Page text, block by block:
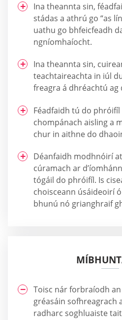
Ina theannta sin,
stádas a athrú go “as
uathu go bhfeicfeadh
ngníomhaíocht.
Ina theannta sin,
teachtaireachta in iúl
freagra á dhréachtú ag
Féadfaidh tú do
chompánach aisling a
chur in aithne do
Déanfaidh modhnóirí
cúramach ar
tógáil do phróifíl. Is
choisceann úsáideoirí
bhunú nó grianghraif
Toisc nár forbraíodh
gréasáin sofhreagrach
radharc soghluaiste